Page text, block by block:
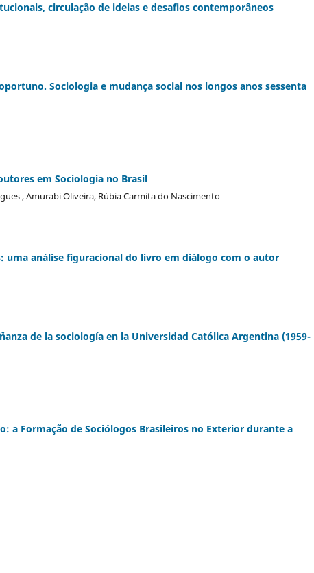
circulação de ideias e desafios contemporâneos
Sociologia e mudança social nos longos anos sessenta
em Sociologia no Brasil
, Amurabi Oliveira, Rúbia Carmita do Nascimento
uma análise figuracional do livro em diálogo com o autor
de la sociología en la Universidad Católica Argentina (1959-
a Formação de Sociólogos Brasileiros no Exterior durante a